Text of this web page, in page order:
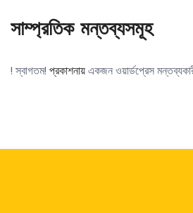
সাম্প্রতিক মন্তব্যসমূহ
! স্বাগতম! প্রকাশনায়একজন ওয়ার্ডপ্রেস